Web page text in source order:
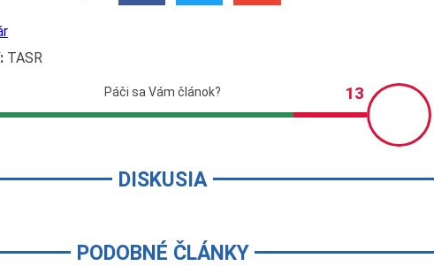
TASR
DISKUSIA
PODOBNÉ ČLÁNKY